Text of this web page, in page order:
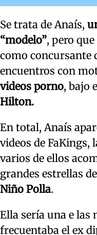
Se trata de Anaís,
“modelo”, pero
como concursante
encuentros con
videos porno, bajo
Hilton.
En total, Anaís
videos de FaKings,
varios de ellos
grandes estrellas
Niño Polla.
Ella sería una e las
frecuentaba el ex